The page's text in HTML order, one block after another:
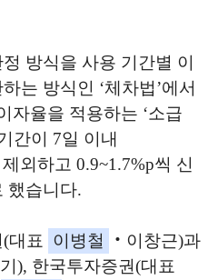
방식을 사용 기간별 이
는 방식인 ‘체차법’에서
자율을 적용하는 ‘소급
간이 7일 이내
외하고 0.9~1.7%p씩 신
했습니다.
대표 이병철
‧이창근)과
), 한국투자증권(대표